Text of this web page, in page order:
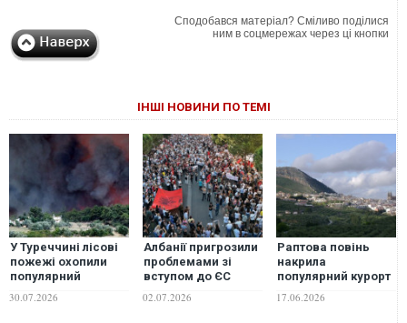
Сподобався матеріал? Сміливо поділися
ним в соцмережах через ці кнопки
ІНШІ НОВИНИ ПО ТЕМІ
У Туреччині лісові
пожежі охопили
популярний
середземноморський
курорт
30.07.2026
Албанії пригрозили
проблемами зі
вступом до ЄС
через курорт для
зятя Трампа
02.07.2026
Раптова повінь
накрила
популярний курорт
в Іспанії: людей
зносило потоками
17.06.2026